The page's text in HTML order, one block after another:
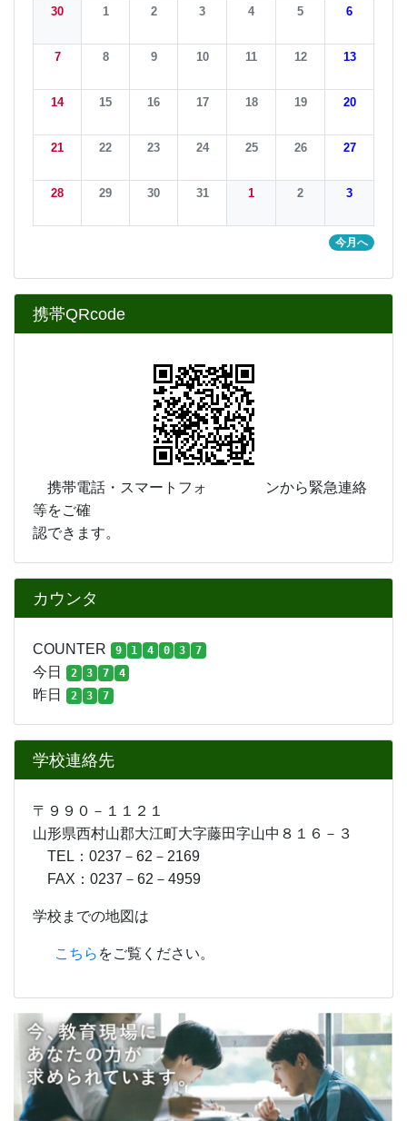
30
1 2 3 4 5 6
7 8 9 10 11 12 13
14 15 16 17 18 19 20
21 22 23 24 25 26 27
28 29 30 31 1 2 3
今月へ
携帯QRcode
携帯電話・スマートフォ ンから緊急連絡
等をご確
認できます。
カウンタ
COUNTER 9 1 4 0 3 7
今日 2 3 7 4
昨日 2 3 7
学校連絡先
〒９９０－１１２１
山形県西村山郡大江町大字藤田字山中８１６－３
TEL：0237－62－2169
FAX：0237－62－4959
学校までの地図は
こちら をご覧ください。